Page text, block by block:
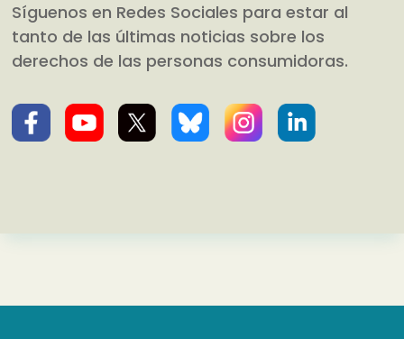
Síguenos en Redes Sociales para estar al
tanto de las últimas noticias sobre los
derechos de las personas consumidoras.